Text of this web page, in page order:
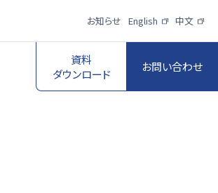
資料
ダウンロード
お問い合わせ
お知らせ English 中文